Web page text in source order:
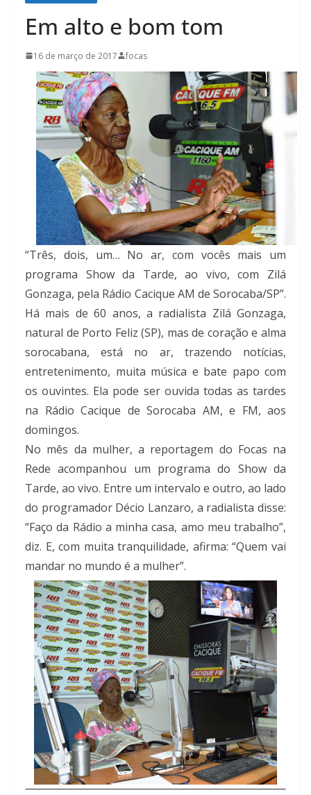
Em alto e bom tom
16 de março de 2017 focas
“Três, dois, um… No ar, com vocês mais um
programa Show da Tarde, ao vivo, com Zilá
Gonzaga, pela Rádio Cacique AM de Sorocaba/SP”.
Há mais de 60 anos, a radialista Zilá Gonzaga,
natural de Porto Feliz (SP), mas de coração e alma
sorocabana, está no ar, trazendo notícias,
entretenimento, muita música e bate papo com
os ouvintes. Ela pode ser ouvida todas as tardes
na Rádio Cacique de Sorocaba AM, e FM, aos
domingos.
No mês da mulher, a reportagem do Focas na
Rede acompanhou um programa do Show da
Tarde, ao vivo. Entre um intervalo e outro, ao lado
do programador Décio Lanzaro, a radialista disse:
“Faço da Rádio a minha casa, amo meu trabalho”,
diz. E, com muita tranquilidade, afirma: “Quem vai
mandar no mundo é a mulher”.